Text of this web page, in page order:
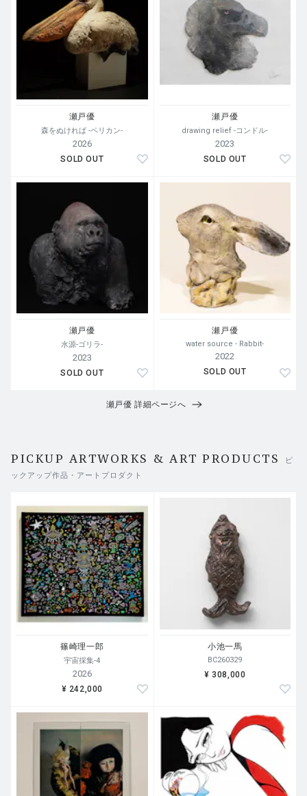
瀬戸優
森をぬければ -ペリカン-
2026
SOLD OUT
瀬戸優
drawing relief -コンドル-
2023
SOLD OUT
瀬戸優
水源-ゴリラ-
2023
SOLD OUT
瀬戸優
water source - Rabbit-
2022
SOLD OUT
瀬戸優 詳細ページへ
PICKUP ARTWORKS & ART PRODUCTS
ピ
ックアップ作品・アートプロダクト
篠崎理一郎
宇宙採集-4
2026
¥ 242,000
小池一馬
BC260329
¥ 308,000